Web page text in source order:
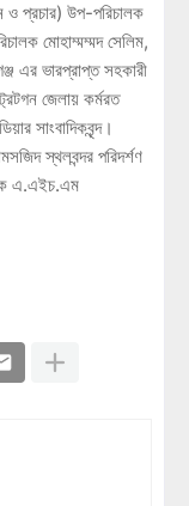
ও প্রচার) উপ-পরিচালক
মোহাম্মম্মদ সেলিম,
এর ভারপ্রাপ্ত সহকারী
জেলায় কর্মরত
সাংবাদিকবৃন্দ।
স্থলবন্দর পরিদর্শণ
এ.এইচ.এম